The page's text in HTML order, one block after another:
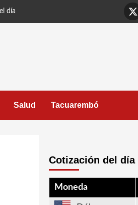
día
X
Salud Tacuarembó
Cotización del día
Moneda